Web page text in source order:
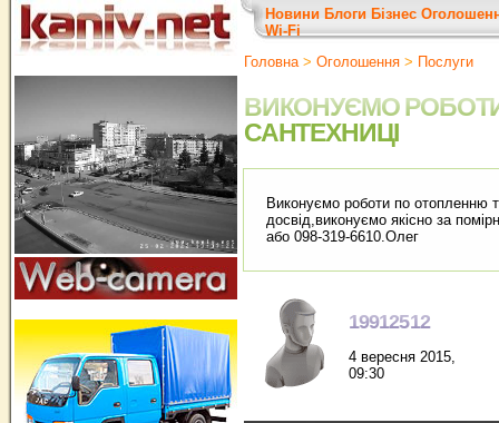
Новини Блоги Бізнес
Wi-Fi
Головна> Оголошення > Послуги
ВИКОНУЄМО
САНТЕХНИЦІ
Виконуємо роботи по отопленню
досвід,виконуємо якісно за
або 098-319-6610.Олег
19912512
4 вересня 2015,
09:30